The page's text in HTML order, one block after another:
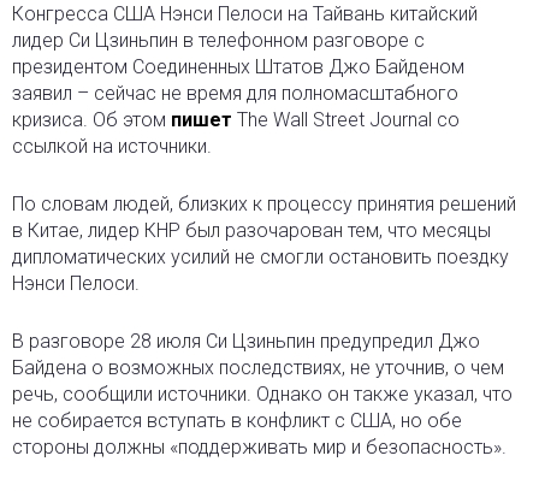
Конгресса США Нэнси Пелоси на Тайвань китайский
лидер Си Цзиньпин в телефонном разговоре с
президентом Соединенных Штатов Джо Байденом
заявил – сейчас не время для полномасштабного
кризиса. Об этом пишет The Wall Street Journal со
ссылкой на источники.
По словам людей, близких к процессу принятия решений
в Китае, лидер КНР был разочарован тем, что месяцы
дипломатических усилий не смогли остановить поездку
Нэнси Пелоси.
В разговоре 28 июля Си Цзиньпин предупредил Джо
Байдена о возможных последствиях, не уточнив, о чем
речь, сообщили источники. Однако он также указал, что
не собирается вступать в конфликт с США, но обе
стороны должны «поддерживать мир и безопасность».